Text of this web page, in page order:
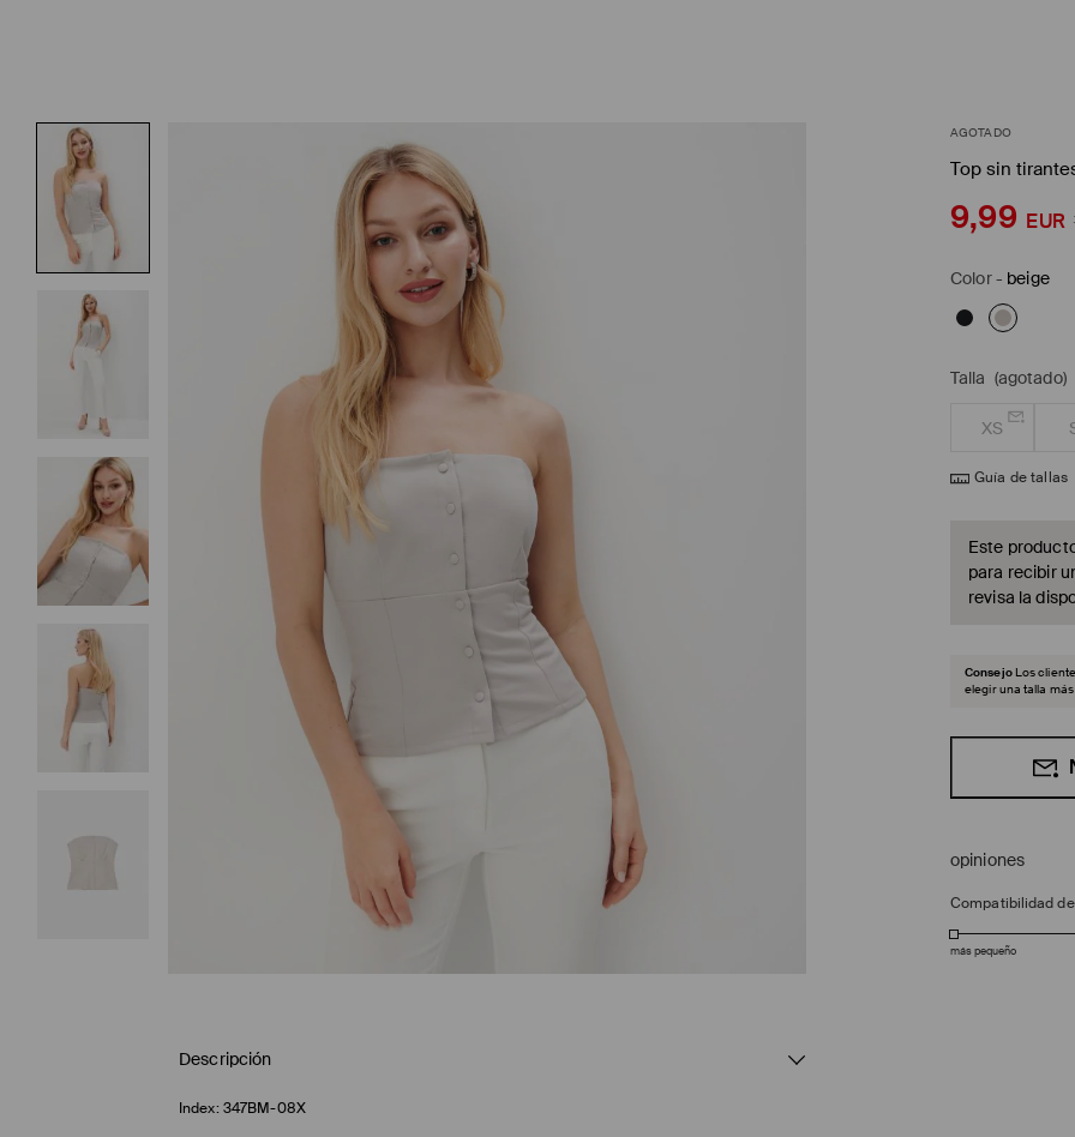
AGOTADO
Top sin
9,99 EUR
Color- beige
Talla (agotado)
XS
Guía de tallas
Este
para recibir
revisa la
Consejo Los
elegir una talla
opiniones
Compatibilidad
más pequeño
Descripción
Index: 347BM-08X